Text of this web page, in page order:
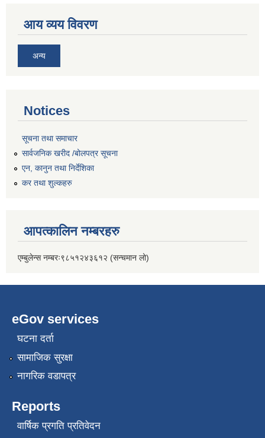
आय व्यय विवरण
अन्य
Notices
सूचना तथा समाचार
सार्वजनिक खरीद /बोलपत्र सूचना
एन, कानुन तथा निर्देशिका
कर तथा शुल्कहरु
आपत्कालिन नम्बरहरु
एम्बुलेन्स नम्बरः९८५१२४३६१२ (सन्चमान लो)
eGov services
घटना दर्ता
सामाजिक सुरक्षा
नागरिक वडापत्र
Reports
वार्षिक प्रगति प्रतिवेदन